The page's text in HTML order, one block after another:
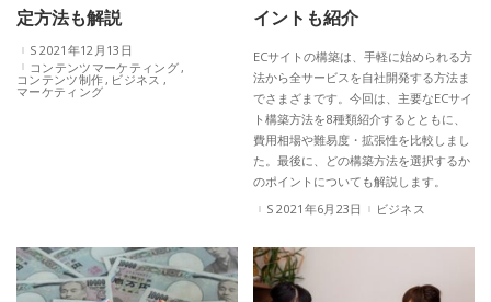
定方法も解説
2021年12月13日
コンテンツマーケティング
コンテンツ制作 ビジネス
マーケティング
イントも紹介
ECサイトの構築は、手軽に始められる方
法から全サービスを自社開発する方法ま
でさまざまです。今回は、主要なECサイ
ト構築方法を8種類紹介するとともに、
費用相場や難易度・拡張性を比較しまし
た。最後に、どの構築方法を選択するか
のポイントについても解説します。
2021年6月23日
ビジネス